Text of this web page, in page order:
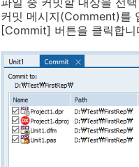
커밋 메시지(Comment)를
[Commit] 버튼을 클릭합니